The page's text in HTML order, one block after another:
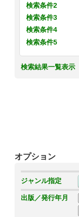
検索条件2
検索条件3
検索条件4
検索条件5
検索結果一覧表示
オプション
ジャンル指定
出版／発行年月